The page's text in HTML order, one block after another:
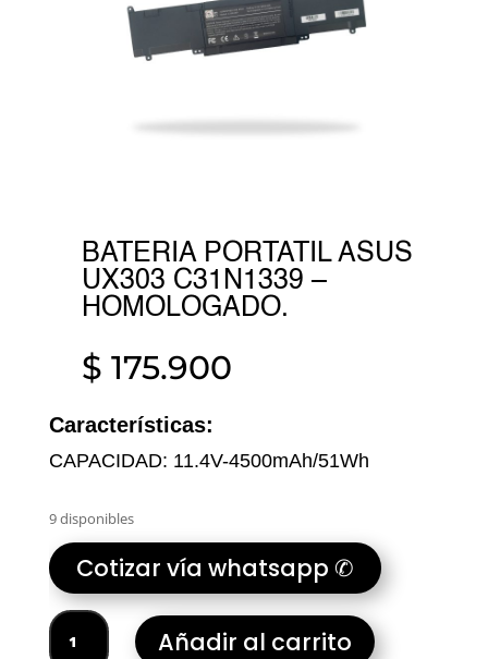
BATERIA PORTATIL ASUS
UX303 C31N1339 –
HOMOLOGADO.
$ 175.900
Características:
CAPACIDAD: 11.4V-4500mAh/51Wh
9 disponibles
Cotizar vía whatsapp ✆
BATERIA
PORTATIL
Añadir al carrito